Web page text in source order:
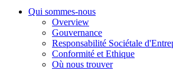
Qui sommes-nous
Overview
Gouvernance
Responsabilité Sociétale
Conformité et Ethique
Où nous trouver